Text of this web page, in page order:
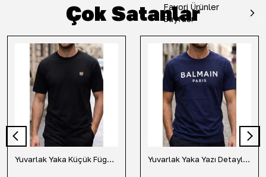
Çok Satanlar
Favori Ürünler
Sayfası
Yuvarlak Yaka Küçük Fügür Detaylı Tişört-Siyah Yuvarlak Yaka Yazı Detaylı Tişört-Lacivert